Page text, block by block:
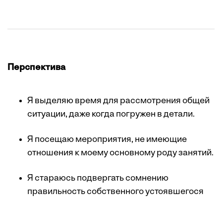
Перспектива
Я выделяю время для рассмотрения общей
ситуации, даже когда погружен в детали.
Я посещаю мероприятия, не имеющие
отношения к моему основному роду занятий.
Я стараюсь подвергать сомнению
правильность собственного устоявшегося